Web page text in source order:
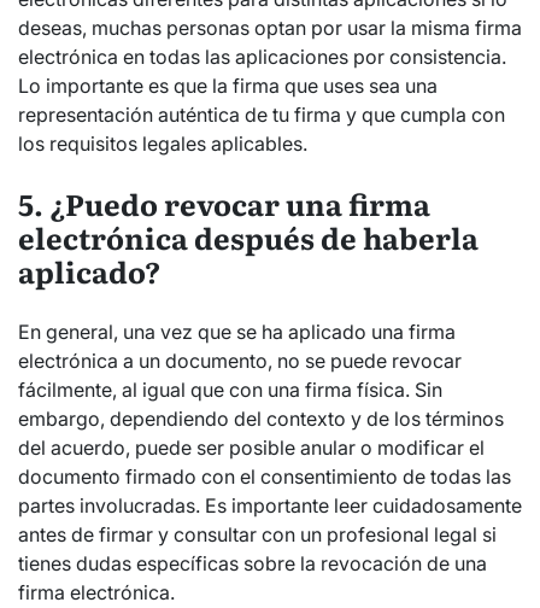
deseas, muchas personas optan por usar la misma firma
electrónica en todas las aplicaciones por consistencia.
Lo importante es que la firma que uses sea una
representación auténtica de tu firma y que cumpla con
los requisitos legales aplicables.
5. ¿Puedo revocar una firma
electrónica después de haberla
aplicado?
En general, una vez que se ha aplicado una firma
electrónica a un documento, no se puede revocar
fácilmente, al igual que con una firma física. Sin
embargo, dependiendo del contexto y de los términos
del acuerdo, puede ser posible anular o modificar el
documento firmado con el consentimiento de todas las
partes involucradas. Es importante leer cuidadosamente
antes de firmar y consultar con un profesional legal si
tienes dudas específicas sobre la revocación de una
firma electrónica.